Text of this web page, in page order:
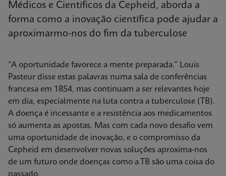
Médicos e Científicos da Cepheid, aborda a
forma como a inovação científica pode ajudar a
aproximarmo-nos do fim da tuberculose
“A oportunidade favorece a mente preparada.” Louis
Pasteur disse estas palavras numa sala de conferências
francesa em 1854, mas continuam a ser relevantes hoje
em dia, especialmente na luta contra a tuberculose (TB).
A doença é incessante e a resistência aos medicamentos
só aumenta as apostas. Mas com cada novo desafio vem
uma oportunidade de inovação, e o compromisso da
Cepheid em desenvolver novas soluções aproxima-nos
de um futuro onde doenças como a TB são uma coisa do
passado.